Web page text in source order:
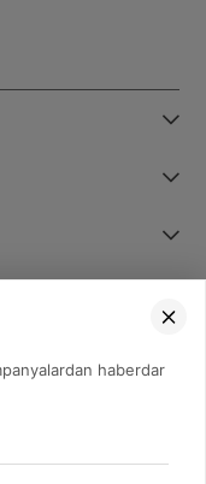
08
haberdar